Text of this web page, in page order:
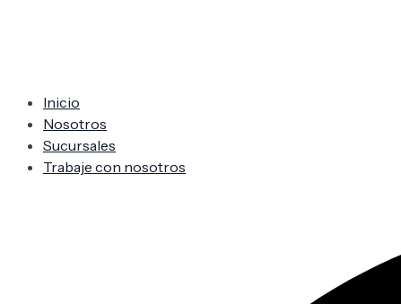
Inicio
Nosotros
Sucursales
Trabaje con nosotros